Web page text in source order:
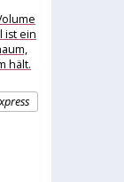
ist ein
hält.